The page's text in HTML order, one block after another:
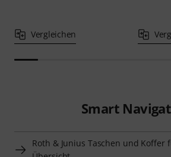
Vergleichen
Smart
Roth & Junius Taschen und Koffer